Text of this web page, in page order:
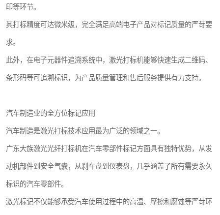
印等环节。
其打标精度可达微米级，完全满足高端电子产品对标记质量的严苛要
求。
此外，在电子元器件追溯系统中，激光打标机能够快速生成二维码、
条形码等可追溯标识，为产品质量管理和售后服务提供有力支持。
汽车制造业的全方位标记应用
汽车制造是激光打标技术应用最为广泛的领域之一。
广东大族激光光纤打标机在汽车零部件标记方面具有独特优势，从发
动机部件到安全气囊，从刹车盘到仪表盘，几乎涵盖了所有需要永久
标识的汽车零部件。
激光标记不仅能够承受汽车使用过程中的高温、摩擦和腐蚀等严苛环